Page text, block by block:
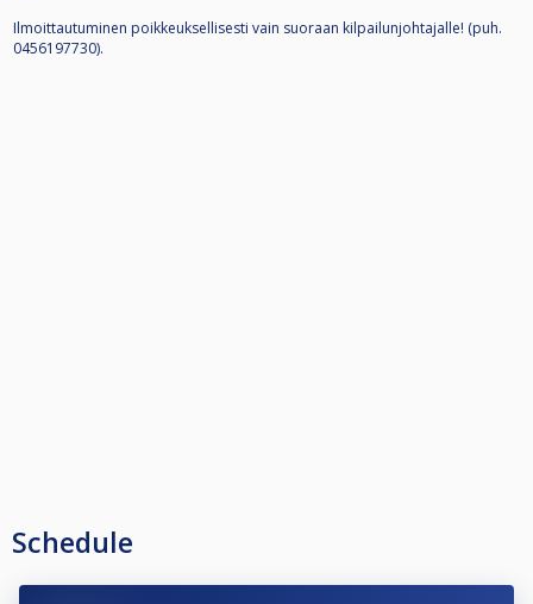
Ilmoittautuminen poikkeuksellisesti vain suoraan kilpailunjohtajalle! (puh.
0456197730).
Schedule